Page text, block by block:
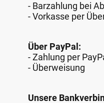
- Barzahlung bei
- Vorkasse per
Über PayPal:
- Zahlung per
- Überweisung
Unsere